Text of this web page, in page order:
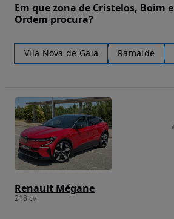
Em que zona de Cristelos, Boim e
Ordem procura?
Vila Nova de Gaia Ramalde
Renault Mégane
218 cv